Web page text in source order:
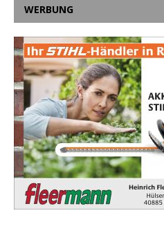
WERBUNG